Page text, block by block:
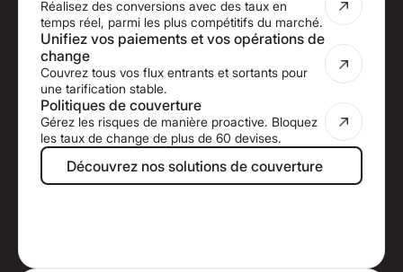
Réalisez des conversions avec des taux en
temps réel, parmi les plus compétitifs du marché.
Unifiez vos paiements et vos opérations de
change
Couvrez tous vos flux entrants et sortants pour
une tarification stable.
Politiques de couverture
Gérez les risques de manière proactive. Bloquez
les taux de change de plus de 60 devises.
Découvrez nos solutions de
Découvrez nos solutions de couverture